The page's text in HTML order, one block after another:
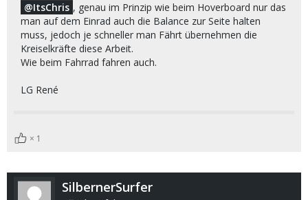
ItsChris , genau im Prinzip wie beim Hoverboard nur das
man auf dem Einrad auch die Balance zur Seite halten
muss, jedoch je schneller man Fährt übernehmen die
Kreiselkräfte diese Arbeit.
Wie beim Fahrrad fahren auch.
LG René
1
SilbernerSurfer